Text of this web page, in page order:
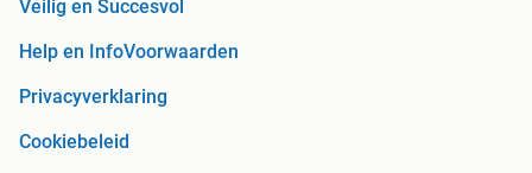
Veilig en Succesvol
Help en InfoVoorwaarden
Privacyverklaring
Cookiebeleid